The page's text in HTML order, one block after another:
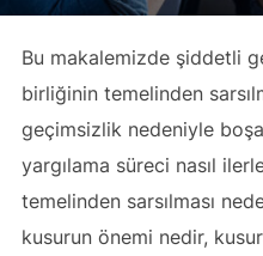
Bu makalemizde şiddetli
birliğinin temelinden
geçimsizlik nedeniyle
yargılama süreci nasıl
temelinden sarsılması
kusurun önemi nedir,